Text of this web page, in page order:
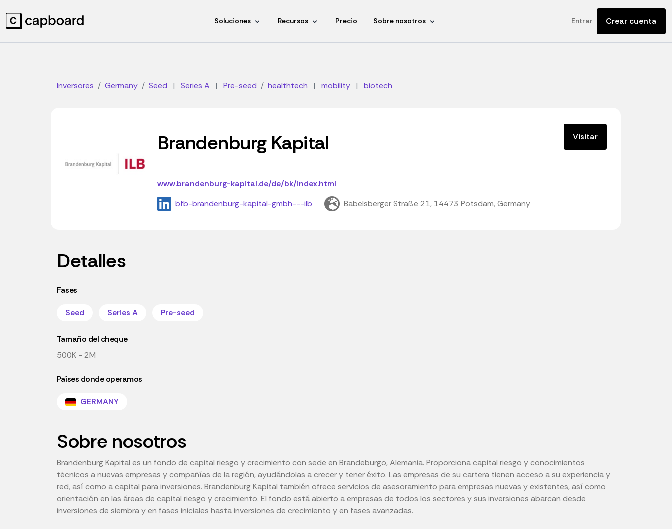
Soluciones Recursos Precio Sobre nosotros Entrar Crear cuenta
Inversores Germany Seed | Series A | Pre-seed healthtech | mobility | biotech
Brandenburg Kapital Visitar
www.brandenburg-kapital.de/de/bk/index.html
bfb-brandenburg-kapital-gmbh---ilb
Babelsberger Straße 21, 14473 Potsdam, Germany
Detalles
Fases
Seed Series A Pre-seed
Tamaño del cheque
500K - 2M
Países donde operamos
GERMANY
Sobre nosotros
Brandenburg Kapital es un fondo de capital riesgo y crecimiento con sede en Brandeburgo, Alemania. Proporciona capital riesgo y conocimientos
técnicos a nuevas empresas y compañías de la región, ayudándolas a crecer y tener éxito. Las empresas de su cartera tienen acceso a su experiencia y
red, así como a capital para inversiones. Brandenburg Kapital también ofrece servicios de asesoramiento para empresas nuevas y existentes, así como
orientación en las áreas de capital riesgo y crecimiento. El fondo está abierto a empresas de todos los sectores y sus inversiones abarcan desde
inversiones de siembra y en fases iniciales hasta inversiones de crecimiento y en fases avanzadas.